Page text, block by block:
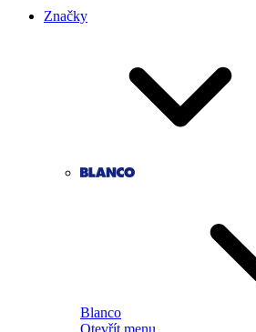
Značky
Blanco
Otevřít menu